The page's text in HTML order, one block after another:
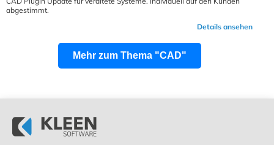
abgestimmt.
Details ansehen
Mehr zum Thema "CAD"